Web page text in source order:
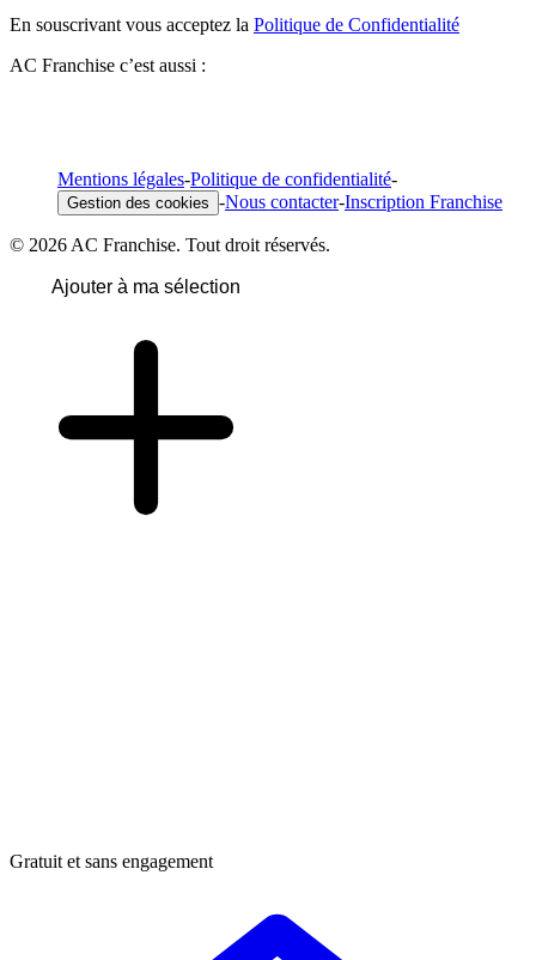
En souscrivant vous acceptez la Politique de Confidentialité
AC Franchise c’est aussi :
Mentions légales-Politique de confidentialité-
Gestion des cookies -Nous contacter-Inscription Franchise
© 2026 AC Franchise. Tout droit réservés.
Ajouter à ma sélection
Gratuit et sans engagement